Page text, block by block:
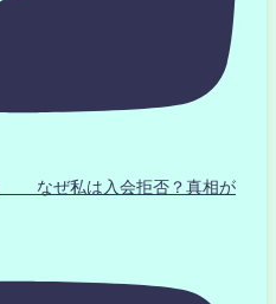
なぜ私は入会拒否？真相が